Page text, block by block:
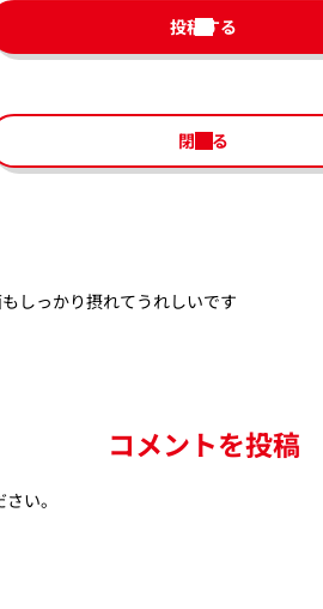
投稿する
閉じる
しっかり摂れてうれしいです
コメントを投稿
い。